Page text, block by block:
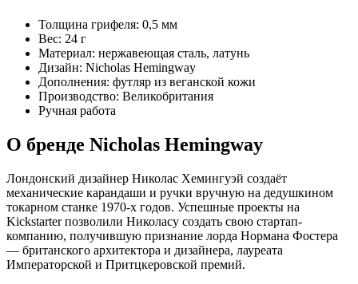
Толщина грифеля: 0,5 мм
Вес: 24 г
Материал: нержавеющая сталь, латунь
Дизайн: Nicholas Hemingway
Дополнения: футляр из веганской кожи
Производство: Великобритания
Ручная работа
О бренде Nicholas Hemingway
Лондонский дизайнер Николас Хемингуэй создаёт
механические карандаши и ручки вручную на дедушкином
токарном станке 1970-х годов. Успешные проекты на
Kickstarter позволили Николасу создать свою стартап-
компанию, получившую признание лорда Нормана Фостера
— британского архитектора и дизайнера, лауреата
Императорской и Притцкеровской премий.